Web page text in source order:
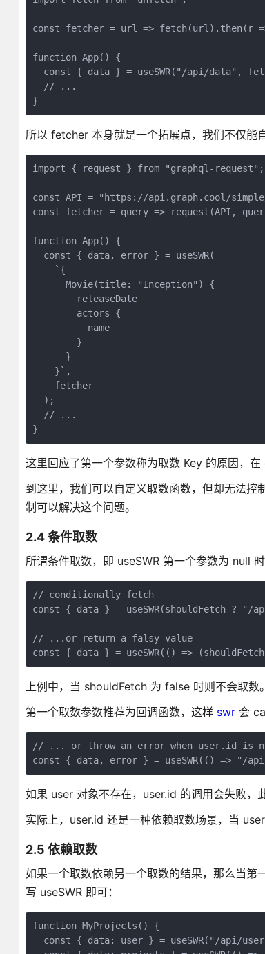
const fetcher = url => fetch(url).then(r
function App() {
const { data } = useSWR("/api/data",
  // ...
}
所以 fetcher 本身就是一个拓展点，我们不仅能
import { request } from "graphql-request";
const API = "https://api.graph.cool/
const fetcher = query => request(API,
function App() {
  const { data, error } = useSWR(
    `{
      Movie(title: "Inception") {
        releaseDate
        actors {
          name
        }
      }
    }`,
    fetcher
  );
  // ...
}
这里回应了第一个参数称为取数 Key 的原因，
到这里，我们可以自定义取数函数，但却无法控
制可以解决这个问题。
2.4 条件取数
所谓条件取数，即 useSWR 第一个参数为 null
// conditionally fetch
const { data } = useSWR(shouldFetch ?
// ...or return a falsy value
const { data } = useSWR(() =>
上例中，当 shouldFetch 为 false 时则不会取数。
第一个取数参数推荐为回调函数，这样 swr会
// ... or throw an error when user.id is
const { data, error } = useSWR(() => "/
如果 user 对象不存在，user.id 的调用会失败，
实际上，user.id 还是一种依赖取数场景，当
2.5 依赖取数
如果一个取数依赖另一个取数的结果，那么当第
写 useSWR 即可：
function MyProjects() {
const { data: user } = useSWR("/api/